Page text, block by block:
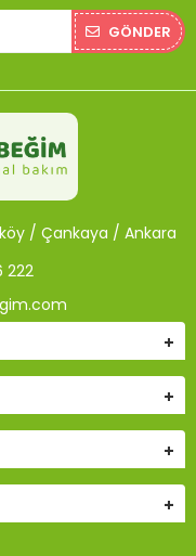
GÖNDER
/ Çankaya / Ankara
222